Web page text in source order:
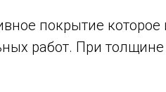
покрытие
работ. При